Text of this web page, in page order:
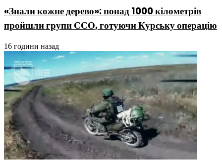
«Знали кожне дерево»: понад 1000 кілометрів
пройшли групи ССО, готуючи Курську операцію
16 години назад